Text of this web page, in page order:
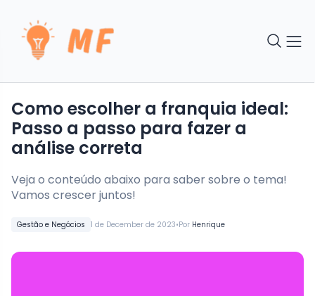
Gestão e Negócios 1 de December de 2023•Por Henrique
Como escolher a franquia ideal:
Passo a passo para fazer a
análise correta
Veja o conteúdo abaixo para saber sobre o tema!
Vamos crescer juntos!